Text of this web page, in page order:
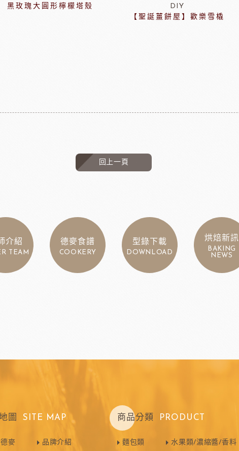
黑玫瑰大圓形檸檬塔殼
DIY
【聖誕薑餅屋】歡樂雪橇
回上一頁
介紹
TEAM
德麥食譜
COOKERY
型錄下載
DOWNLOAD
烘焙新訊
BAKING
NEWS
圖 SITE MAP
麥 品牌介紹
商品分類 PRODUCT
麵包類 水果類/濃縮醬/香料